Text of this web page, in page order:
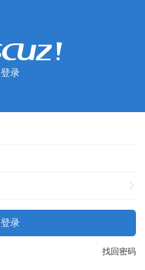
登录
登录
找回密码